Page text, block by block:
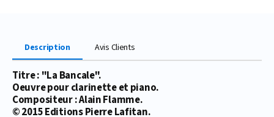
Description Avis Clients
Titre : "La Bancale".
Oeuvre pour clarinette et piano.
Compositeur : Alain Flamme.
© 2015 Editions Pierre Lafitan.